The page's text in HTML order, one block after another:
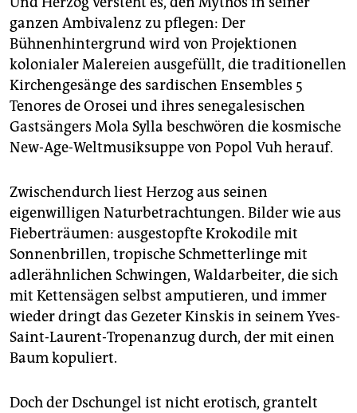
ganzen Ambivalenz zu pflegen: Der
Bühnenhintergrund wird von Projektionen
kolonialer Malereien ausgefüllt, die traditionellen
Kirchengesänge des sardischen Ensembles 5
Tenores de Orosei und ihres senegalesischen
Gastsängers Mola Sylla beschwören die kosmische
New-Age-Weltmusiksuppe von Popol Vuh herauf.
Zwischendurch liest Herzog aus seinen
eigenwilligen Naturbetrachtungen. Bilder wie aus
Fieberträumen: ausgestopfte Krokodile mit
Sonnenbrillen, tropische Schmetterlinge mit
adlerähnlichen Schwingen, Waldarbeiter, die sich
mit Kettensägen selbst amputieren, und immer
wieder dringt das Gezeter Kinskis in seinem Yves-
Saint-Laurent-Tropenanzug durch, der mit einen
Baum kopuliert.
Doch der Dschungel ist nicht erotisch, grantelt